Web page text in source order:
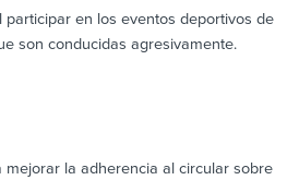
en los eventos deportivos de
son conducidas agresivamente.
la adherencia al circular sobre